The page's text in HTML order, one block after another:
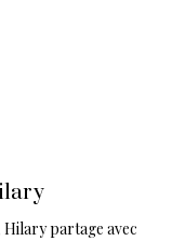
Hilary partage avec